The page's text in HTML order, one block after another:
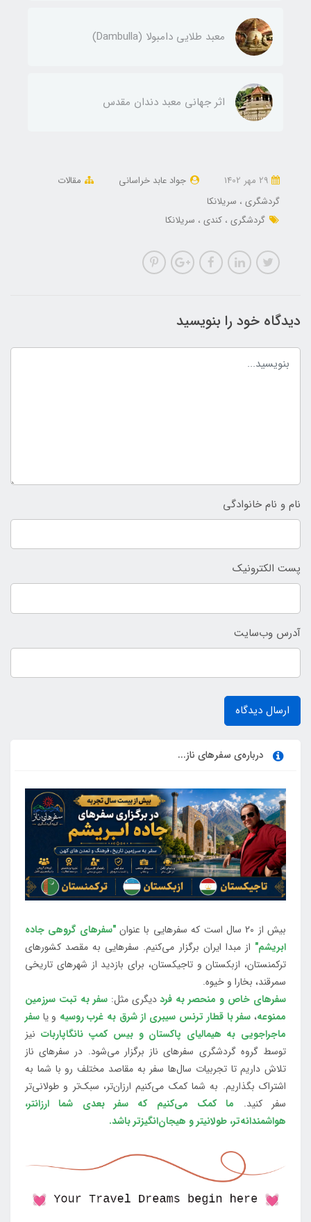
معبد طلایی دامبولا (Dambulla)
اثر جهانی معبد دندان مقدس
جواد عابد خراسانی
مقالات
گردشگری
سریلانکا
گردشگری کندی سریلانکا
دیدگاه خود را بنویسید
نام و نام خانوادگی
پست الکترونیک
آدرس وب‌سایت
ارسال دیدگاه
درباره‌ی سفرهای ناز...
بیش از 20 سال است که سفرهایی با عنوان
"سفرهای گروهی جاده
ابریشم" از مبدا ایران برگزار می‌کنیم. سفرهایی به مقصد کشورهای
ترکمنستان، ازبکستان و تاجیکستان، برای بازدید از شهرهای تاریخی
سمرقند، بخارا و خیوه.
سفرهای خاص و منحصر به فرددیگری مثل:سفر به تبت سرزمین
ممنوعه، سفر با قطار ترنس سیبری از شرق به غرب روسیه و یا سفر
ماجراجویی به هیمالیای پاکستان و بیس کمپ نانگاپاربات نیز
توسط گروه گردشگری سفرهای ناز برگزار می‌شود. در سفرهای ناز
تلاش داریم تا تجربیات سال‌ها سفر به مقاصد مختلف رو با شما به
اشتراک بگذاریم. به شما کمک می‌کنیم ارزان‌تر، سبک‌تر و طولانی‌تر
سفر کنید. ما کمک می‌کنیم که سفر بعدی شما ارزانتر،
هواشمندانه‌تر، طولانی‎تر و هیجان‌انگیزتر باشد.